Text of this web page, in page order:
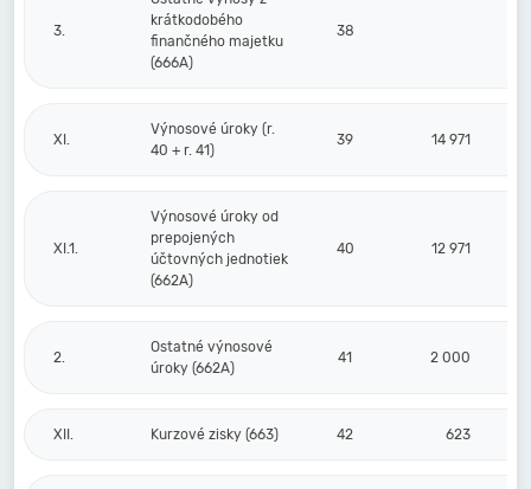
3.
krátkodobého
finančného majetku
(666A)
38
XI.
Výnosové úroky (r.
40 + r. 41)
39 14 971
XI.1.
Výnosové úroky od
prepojených
účtovných jednotiek
(662A)
40 12 971
2.
Ostatné výnosové
úroky (662A)
41 2 000
XII. Kurzové zisky (663) 42 623